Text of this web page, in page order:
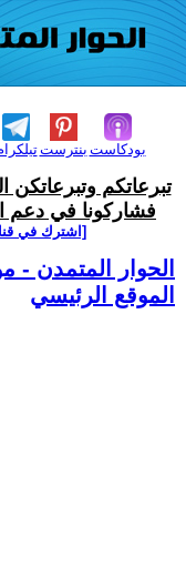
بنترست بودكاست
تبرعاتكم وتبرعاتكن
فشاركونا في دعم
[اشترك في
الحوار المتمدن -
الموقع الرئيسي